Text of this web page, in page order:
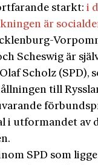
starkt:i
är
Scheswig är
Scholz (SPD),
till
i utformandet av
SPD som